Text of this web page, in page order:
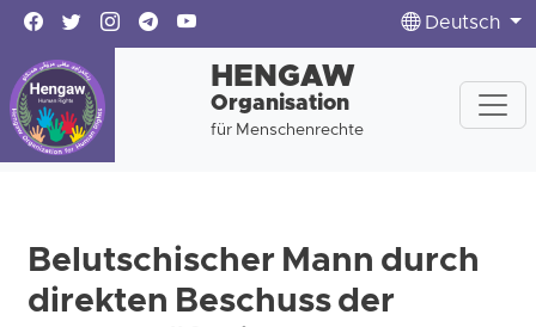
Deutsch
HENGAW
Organisation
für Menschenrechte
Belutschischer Mann durch
direkten Beschuss der